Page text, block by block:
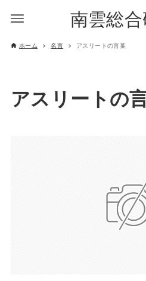
南雲総
ホーム 名言 アスリートの言葉
アスリートの